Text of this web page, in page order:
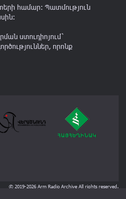
համար: Պատմություն
ստուդիոյում`
որոնք
© 2019-2026 Arm Radio Archive All rights reserved.